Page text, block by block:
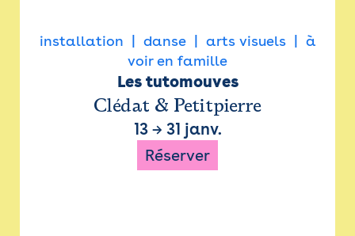
installation danse arts visuels
à
voir en famille
Les tutomouves
Clédat & Petitpierre
13→ 31 janv.
Réserver